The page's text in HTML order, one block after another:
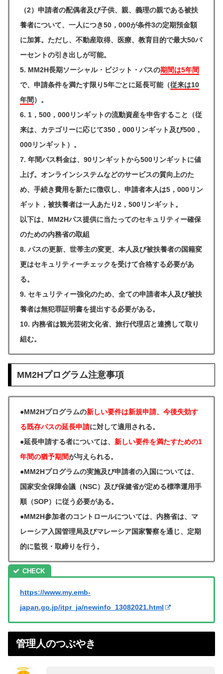
（2）申請者の配偶者及び子供、親、義理の親である被扶
養者について、一人につき50，000が条件3の定期預金額
に加算。ただし、不動産取得、医療、教育目的で最大50パ
ーセントの引き出しが可能。
5. MM2H長期ソーシャル・ビジット・パスの期間は5年間
で、申請条件を満たす限り5年ごとに延長可能（従来は10
年間 ）。
6. 1，500，000リンギットの流動資産を申告すること（従
来は、カテゴリーに応じて350，000リンギット及び500，
000リンギット）。
7. 年間パス料金は、90リンギットから500リンギットに値
上げ。オンラインシステムなどのサービスの質向上のた
め、手続き費用を新たに徴収し、申請者本人は5，000リン
ギット，被扶養者は一人あたり2，500リンギット。
以下は、MM2Hパス提供に当たってのセキュリティー確保
のための内務省の取組
8. パスの更新、世帯主の変更、本人及び被扶養者の国籍変
更はセキュリティーチェックを受けて合格する必要があ
る。
9. セキュリティー強化のため、全ての申請者本人及び被扶
養者は無犯罪証明書を提出する必要がある。
10. 内務省は観光芸術文化省、旅行代理店と連携して取り
組む。
MM2Hプログラム注意事項
●MM2Hプログラムの新しい要件は新規申請、今後失効す
る既存パスの延長申請に対して適用される。
●延長申請する者については、 新しい要件を満たすための1
年間の猶予期間が与えられる。
●MM2Hプログラムの実施及び申請者の入国については、
国家安全保障会議（NSC）及び保健省が定める標準運用手
順（SOP）に従う必要がある。
●MM2H参加者のコントロールについては、内務省は、マ
レーシア入国管理局及びマレーシア国家警察を通じ、定期
的に監視・取締りを行う。
https://www.my.emb-
japan.go.jp/itpr_ja/newinfo_13082021.html
管理人のつぶやき